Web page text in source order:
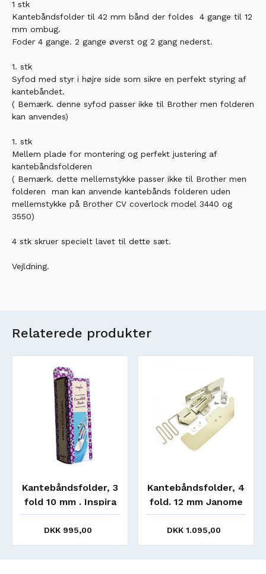
1 stk
Kantebåndsfolder til 42 mm bånd der foldes 4 gange til 12
mm ombug.
Foder 4 gange. 2 gange øverst og 2 gang nederst.
1. stk
Syfod med styr i højre side som sikre en perfekt styring af
kantebåndet.
( Bemærk. denne syfod passer ikke til Brother men folderen
kan anvendes)
1. stk
Mellem plade for montering og perfekt justering af
kantebåndsfolderen
( Bemærk. dette mellemstykke passer ikke til Brother men
folderen man kan anvende kantebånds folderen uden
mellemstykke på Brother CV coverlock model 3440 og
3550)
4 stk skruer specielt lavet til dette sæt.
Vejldning.
Relaterede produkter
Kantebåndsfolder, 3
fold 10 mm . Inspira
DKK 995,00
Kantebåndsfolder, 4
fold. 12 mm Janome
kompatibel
DKK 1.095,00